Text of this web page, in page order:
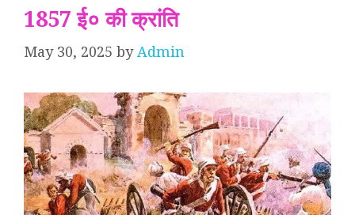
1857 ई० की क्रांति
May 30, 2025 byAdmin